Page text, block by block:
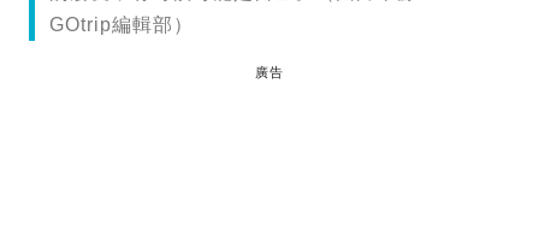
GOtrip編輯部）
廣告